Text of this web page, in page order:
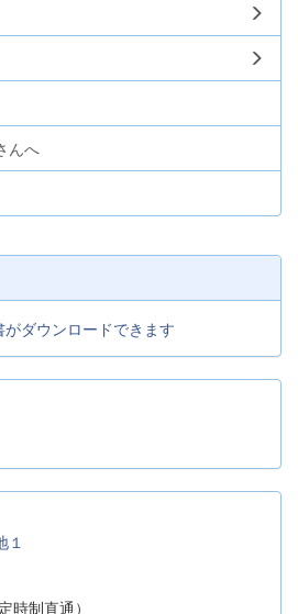
んへ
ダウンロードできます
制直通）